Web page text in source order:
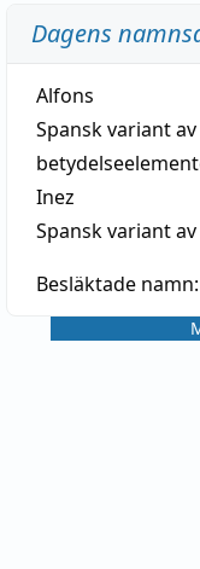
Dagens
Alfons
Spansk variant
Inez
Spansk variant
Besläktade namn: